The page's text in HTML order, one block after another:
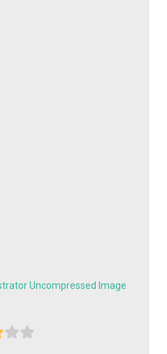
Uncompressed Image